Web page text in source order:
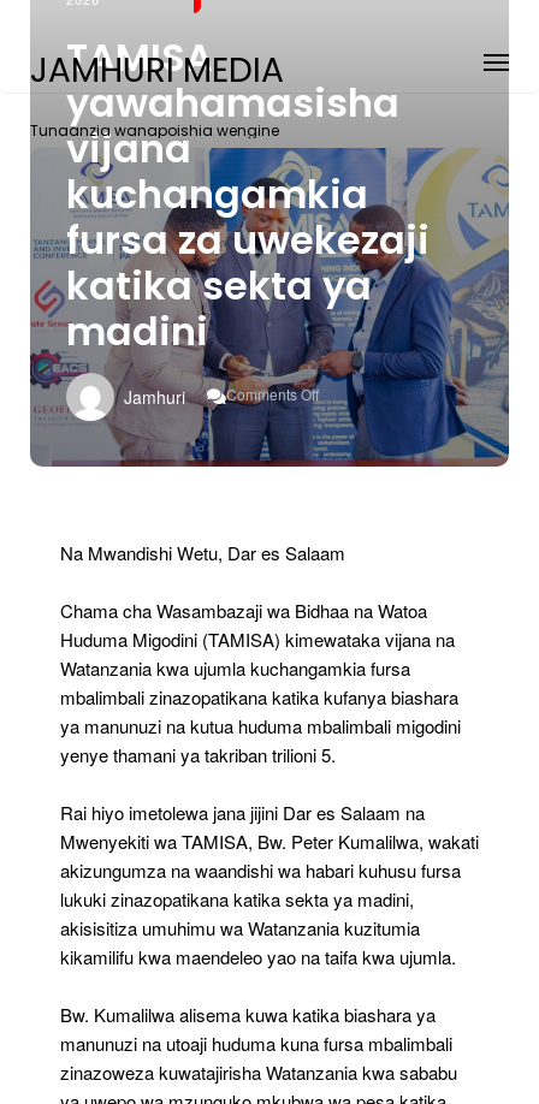
JAMHURI MEDIA
Tunaanzia wanapoishia wengine
TAMISA
yawahamasisha
vijana
kuchangamkia
fursa za uwekezaji
katika sekta ya
madini
Jamhuri Comments Off
On
TAMISA
Yawahamasisha
Vijana
Katika
Ya
Madini
Na Mwandishi Wetu, Dar es Salaam
Chama cha Wasambazaji wa Bidhaa na Watoa
Huduma Migodini (TAMISA) kimewataka vijana na
Watanzania kwa ujumla kuchangamkia fursa
mbalimbali zinazopatikana katika kufanya biashara
ya manunuzi na kutua huduma mbalimbali migodini
yenye thamani ya takriban trilioni 5.
Rai hiyo imetolewa jana jijini Dar es Salaam na
Mwenyekiti wa TAMISA, Bw. Peter Kumalilwa, wakati
akizungumza na waandishi wa habari kuhusu fursa
lukuki zinazopatikana katika sekta ya madini,
akisisitiza umuhimu wa Watanzania kuzitumia
kikamilifu kwa maendeleo yao na taifa kwa ujumla.
Bw. Kumalilwa alisema kuwa katika biashara ya
manunuzi na utoaji huduma kuna fursa mbalimbali
zinazoweza kuwatajirisha Watanzania kwa sababu